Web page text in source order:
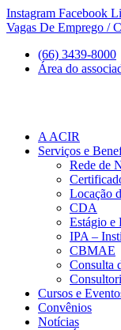
Ir
para
conteúdo
Instagram Facebook
Vagas De Emprego /
(66) 3439-8000
Área do
A ACIR
Serviços e
Rede de
Locação
CDA
Estágio e
IPA –
CBMAE
Consulta
Cursos e
Convênios
Notícias